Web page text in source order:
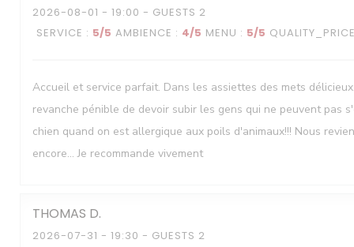
2026-08-01 - 19:00 - GUESTS 2
SERVICE : 5/5 AMBIENCE : 4/5 MENU : 5/5
Accueil et service parfait. Dans les assiettes des mets
revanche pénible de devoir subir les gens qui ne peuvent pas
chien quand on est allergique aux poils d'animaux!!! Nous
encore... Je recommande vivement
THOMAS D
2026-07-31 - 19:30 - GUESTS 2